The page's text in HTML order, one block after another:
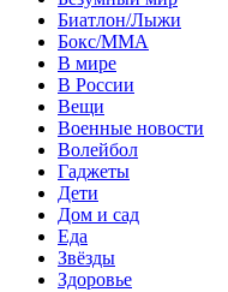
Биатлон/Лыжи
Бокс/MMA
В мире
В России
Вещи
Военные новости
Волейбол
Гаджеты
Дети
Дом и сад
Еда
Звёзды
Здоровье